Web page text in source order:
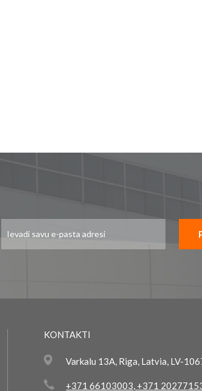
jaunumu
KONTAKTI
Varkalu 13A, Riga, Latvia, LV-
+371 66103003, +371